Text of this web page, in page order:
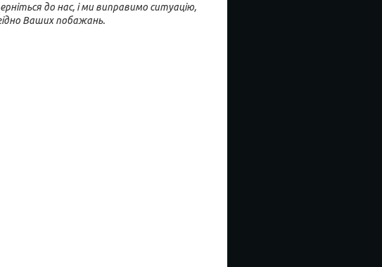
до нас, і ми виправимо ситуацію,
Ваших побажань.